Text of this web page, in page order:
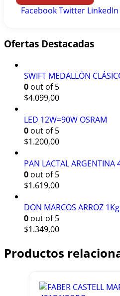
FacebookTwitter LinkedIn
Ofertas Destacadas
SWIFT MEDALLÓN
0 out of 5
$4.099,00
LED 12W=90W OSRAM
0 out of 5
$1.200,00
PAN LACTAL ARGENTINA
0 out of 5
$1.619,00
DON MARCOS ARROZ
0 out of 5
$1.349,00
Productos